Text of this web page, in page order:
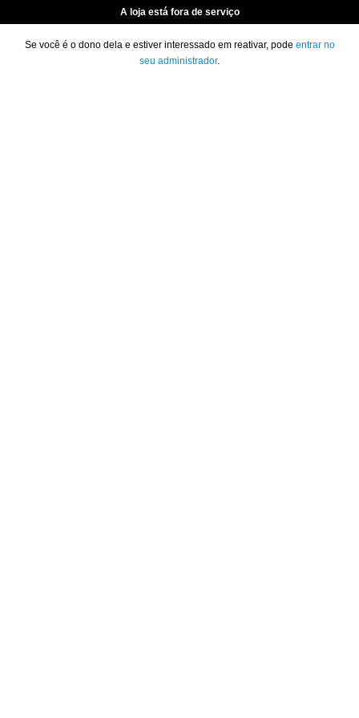
A loja está fora de serviço
Se você é o dono dela e estiver interessado em reativar, pode entrar no
seu administrador.